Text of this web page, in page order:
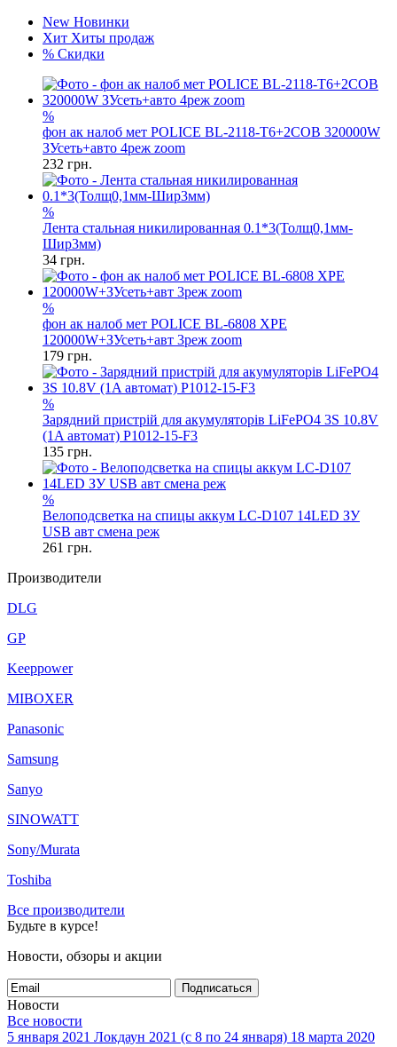
New Новинки
Хит Хиты продаж
% Скидки
%
фон ак налоб мет POLICE BL-2118-T6+2COB 320000W
ЗУсеть+авто 4реж zoom
232 грн.
%
Лента стальная никилированная 0.1*3(Толщ0,1мм-
Шир3мм)
34 грн.
%
фон ак налоб мет POLICE BL-6808 XPE
120000W+ЗУсеть+авт 3реж zoom
179 грн.
%
Зарядний пристрій для акумуляторів LiFePO4 3S 10.8V
(1A автомат) P1012-15-F3
135 грн.
%
Велоподсветка на спицы аккум LC-D107 14LED ЗУ
USB авт смена реж
261 грн.
Производители
DLG
GP
Keeppower
MIBOXER
Panasonic
Samsung
Sanyo
SINOWATT
Sony/Murata
Toshiba
Все производители
Будьте в курсе!
Новости, обзоры и акции
Подписаться
Новости
Все новости
5 января 2021 Локдаун 2021 (с 8 по 24 января) 18 марта 2020